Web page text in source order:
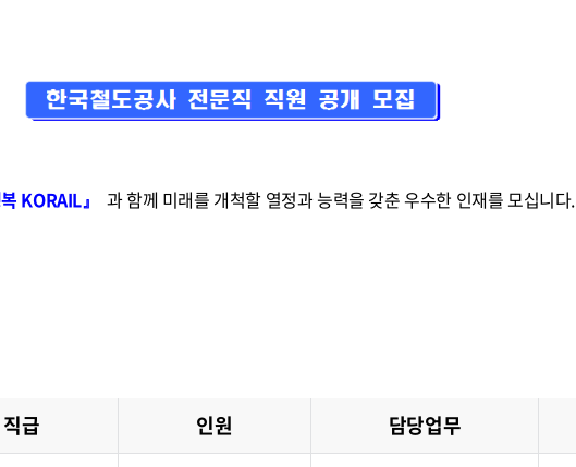
KORAIL』 과 함께 미래를 개척할 열정과 능력을 갖춘 우수한 인재를 모십니다.
직급 인원 담당업무